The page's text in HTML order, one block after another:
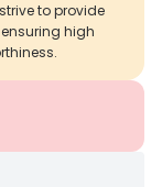
to provide
high